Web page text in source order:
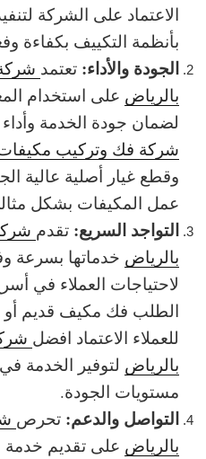
الاعتماد على الشركة
بأنظمة التكييف بكفاءة
الجودة والأداء: تعتمد
بالرياض على استخدام
لضمان جودة الخدمة
شركة فك وتركيب
وقطع غيار أصلية عالية
عمل المكيفات بشكل
التواجد السريع: تقدم
بالرياض خدماتها بسرعة
لاحتياجات العملاء في
الطلب فك مكيف قديم أو
للعملاء الاعتماد افضل
بالرياض لتوفير الخدمة
مستويات الجودة.
التواصل والدعم: تحرص
بالرياض على تقديم خدمة